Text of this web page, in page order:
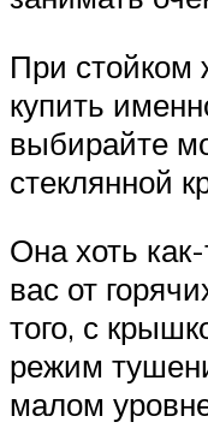
При стойком
купить
выбирайте
стеклянной
Она хоть
вас от
того, с
режим
малом